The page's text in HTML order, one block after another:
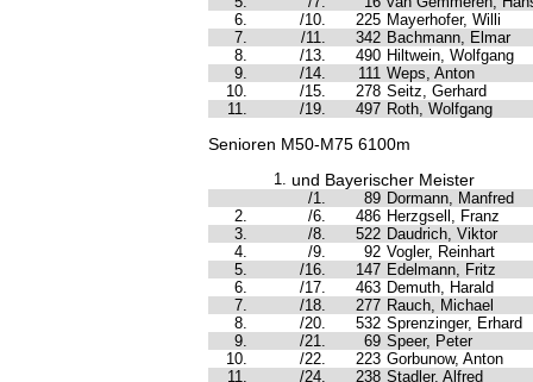
6.
/10. 225 Mayerhofer, Willi
7.
/11. 342 Bachmann, Elmar
8.
/13. 490 Hiltwein, Wolfgang
9.
/14. 111 Weps, Anton
10.
/15. 278 Seitz, Gerhard
11.
/19. 497 Roth, Wolfgang
Senioren M50-M75 6100m
1. und Bayerischer Meister
/1. 89 Dormann, Manfred
2.
/6. 486 Herzgsell, Franz
3.
/8. 522 Daudrich, Viktor
4.
/9. 92 Vogler, Reinhart
5.
/16. 147 Edelmann, Fritz
6.
/17. 463 Demuth, Harald
7.
/18. 277 Rauch, Michael
8.
/20. 532 Sprenzinger, Erhard
9.
/21. 69 Speer, Peter
10.
/22. 223 Gorbunow, Anton
11.
/24. 238 Stadler, Alfred